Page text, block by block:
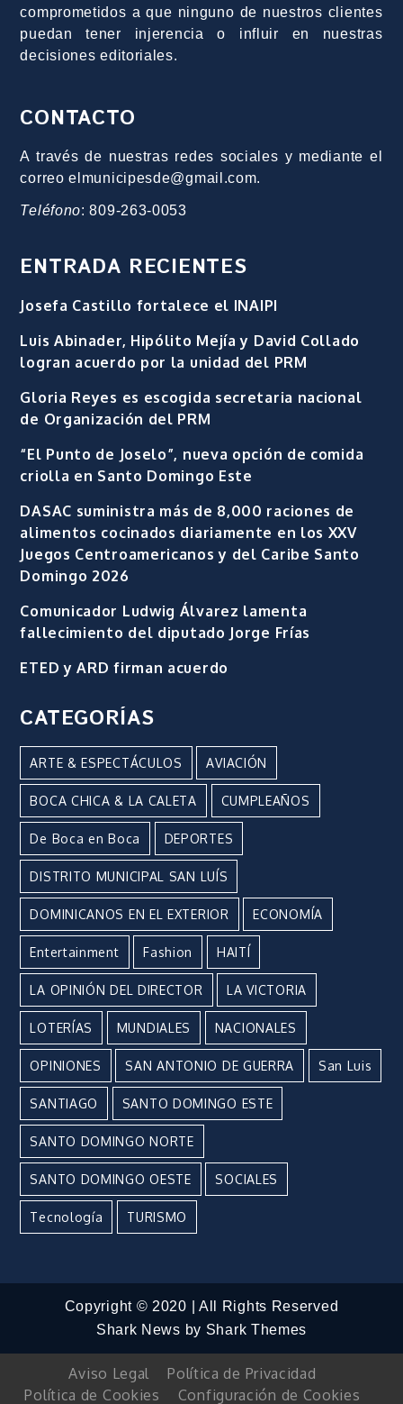
comprometidos a que ninguno de nuestros clientes
puedan tener injerencia o influir en nuestras
decisiones editoriales.
CONTACTO
A través de nuestras redes sociales y mediante el
correo elmunicipesde@gmail.com.
Teléfono: 809-263-0053
ENTRADA RECIENTES
Josefa Castillo fortalece el INAIPI
Luis Abinader, Hipólito Mejía y David Collado
logran acuerdo por la unidad del PRM
Gloria Reyes es escogida secretaria nacional
de Organización del PRM
“El Punto de Joselo”, nueva opción de comida
criolla en Santo Domingo Este
DASAC suministra más de 8,000 raciones de
alimentos cocinados diariamente en los XXV
Juegos Centroamericanos y del Caribe Santo
Domingo 2026
Comunicador Ludwig Álvarez lamenta
fallecimiento del diputado Jorge Frías
ETED y ARD firman acuerdo
CATEGORÍAS
ARTE & ESPECTÁCULOS AVIACIÓN
BOCA CHICA & LA CALETA CUMPLEAÑOS
De Boca en Boca DEPORTES
DISTRITO MUNICIPAL SAN LUÍS
DOMINICANOS EN EL EXTERIOR ECONOMÍA
Entertainment Fashion HAITÍ
LA OPINIÓN DEL DIRECTOR LA VICTORIA
LOTERÍAS MUNDIALES NACIONALES
OPINIONES SAN ANTONIO DE GUERRA San Luis
SANTIAGO SANTO DOMINGO ESTE
SANTO DOMINGO NORTE
SANTO DOMINGO OESTE SOCIALES
Tecnología TURISMO
Copyright © 2020 | All Rights Reserved
Shark News by Shark Themes
Aviso Legal
Política de Privacidad
Política de Cookies
Configuración de Cookies